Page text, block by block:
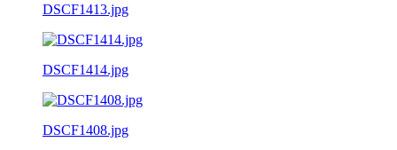
DSCF1413.jpg
DSCF1414.jpg
DSCF1408.jpg